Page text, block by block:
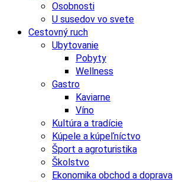
Osobnosti
U susedov vo svete
Cestovný ruch
Ubytovanie
Pobyty
Wellness
Gastro
Kaviarne
Víno
Kultúra a tradície
Kúpele a kúpeľníctvo
Šport a agroturistika
Školstvo
Ekonomika obchod a doprava